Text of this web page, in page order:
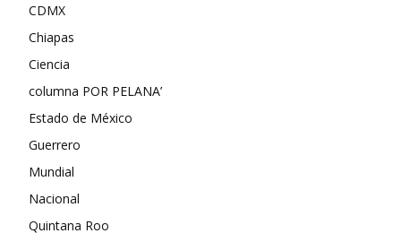
CDMX
Chiapas
Ciencia
columna POR PELANA’
Estado de México
Guerrero
Mundial
Nacional
Quintana Roo